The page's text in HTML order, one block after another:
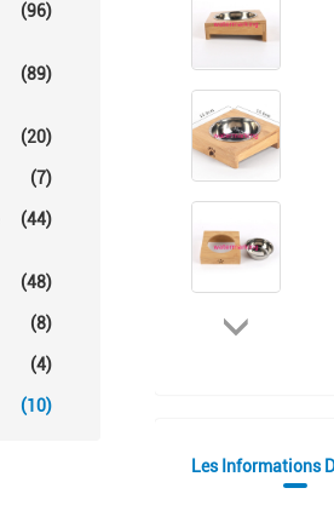
(96)
(89)
(20)
(7)
(44)
(48)
(8)
(4)
(10)
Les Informations